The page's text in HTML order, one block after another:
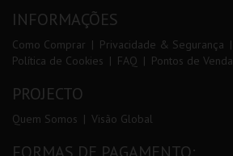
INFORMAÇÕES
Como Comprar Privacidade & Segurança
Política de Cookies
FAQ Pontos de Venda
PROJECTO
Quem Somos Visão Global